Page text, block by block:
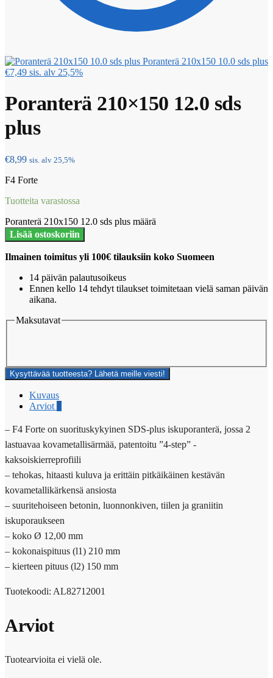
Poranterä 210x150 10.0 sds plus
€7,49 sis. alv 25,5%
Poranterä 210×150 12.0 sds
plus
€8,99 sis. alv 25,5%
F4 Forte
Tuotteita varastossa
Poranterä 210x150 12.0 sds plus määrä
Lisää ostoskoriin
Ilmainen toimitus yli 100€ tilauksiin koko Suomeen
14 päivän palautusoikeus
Ennen kello 14 tehdyt tilaukset toimitetaan vielä saman päivän
aikana.
Maksutavat
Kysyttävää tuotteesta? Lähetä meille viesti!
Kuvaus
Arviot 0
– F4 Forte on suorituskykyinen SDS-plus iskuporanterä, jossa 2
lastuavaa kovametallisärmää, patentoitu ”4-step” -
kaksoiskierreprofiili
– tehokas, hitaasti kuluva ja erittäin pitkäikäinen kestävän
kovametallikärkensä ansiosta
– suuritehoiseen betonin, luonnonkiven, tiilen ja graniitin
iskuporaukseen
– koko Ø 12,00 mm
– kokonaispituus (l1) 210 mm
– kierteen pituus (l2) 150 mm
Tuotekoodi: AL82712001
Arviot
Tuotearvioita ei vielä ole.